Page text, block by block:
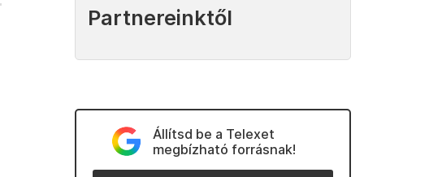
Partnereinktől
Állítsd be a Telexet
megbízható forrásnak!